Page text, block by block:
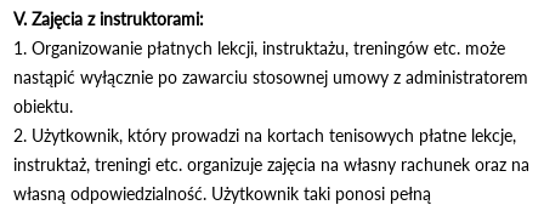
V. Zajęcia z instruktorami:
1. Organizowanie płatnych lekcji, instruktażu, treningów etc. może
nastąpić wyłącznie po zawarciu stosownej umowy z administratorem
obiektu.
2. Użytkownik, który prowadzi na kortach tenisowych płatne lekcje,
instruktaż, treningi etc. organizuje zajęcia na własny rachunek oraz na
własną odpowiedzialność. Użytkownik taki ponosi pełną